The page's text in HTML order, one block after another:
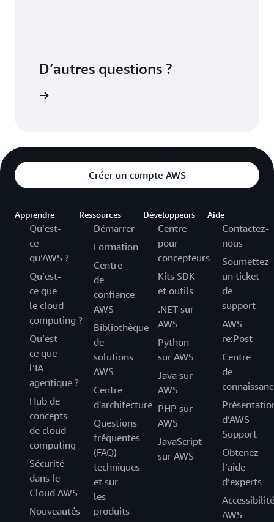
D’autres questions ?
Créer un compte AWS
Apprendre
Qu’est-
ce
qu’AWS ?
Qu’est-
ce que
le cloud
computing ?
Qu’est-
ce que
l’IA
agentique ?
Hub de
concepts
de cloud
computing
Sécurité
dans le
Cloud AWS
Nouveautés
Ressources
Démarrer
Formation
Centre
de
confiance
AWS
Bibliothèque
de
solutions
AWS
Centre
d'architecture
Questions
fréquentes
(FAQ)
techniques
et sur
les
produits
Développeurs
Centre
pour
concepteurs
Kits SDK
et outils
.NET sur
AWS
Python
sur AWS
Java sur
AWS
PHP sur
AWS
JavaScript
sur AWS
Aide
Contactez-
nous
Soumettez
un ticket
de
support
AWS
re:Post
Centre
de
d’AWS
Support
Obtenez
l’aide
d’experts
Accessibilité
AWS